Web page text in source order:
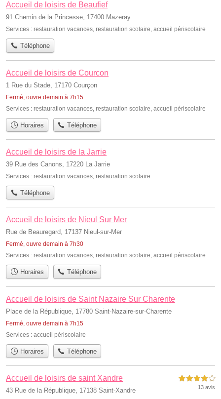
Accueil de loisirs de Beaufief
91 Chemin de la Princesse, 17400 Mazeray
Services : restauration vacances, restauration scolaire, accueil périscolaire
Téléphone
Accueil de loisirs de Courcon
1 Rue du Stade, 17170 Courçon
Fermé, ouvre demain à 7h15
Services : restauration vacances restauration scolaire accueil périscolaire
Horaires Téléphone
Accueil de loisirs de la Jarrie
39 Rue des Canons, 17220 La Jarrie
Services : restauration vacances, restauration scolaire
Téléphone
Accueil de loisirs de Nieul Sur Mer
Rue de Beauregard, 17137 Nieul-sur-Mer
Fermé, ouvre demain à 7h30
Services : restauration vacances, restauration scolaire, accueil périscolaire
Horaires Téléphone
Accueil de loisirs de Saint Nazaire Sur Charente
Place de la République, 17780 Saint-Nazaire-sur-Charente
Fermé, ouvre demain à 7h15
Services : accueil périscolaire
Horaires Téléphone
Accueil de loisirs de saint Xandre
43 Rue de la République, 17138 Saint-Xandre
4,0 étoiles sur 5
13 avis